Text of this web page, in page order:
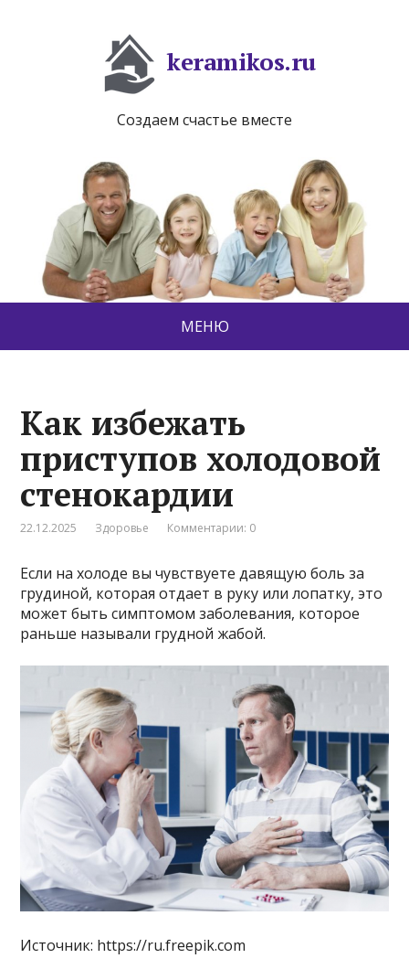
keramikos.ru
Создаем счастье вместе
МЕНЮ
Как избежать
приступов холодовой
стенокардии
22.12.2025 Здоровье Комментарии: 0
Если на холоде вы чувствуете давящую боль за
грудиной, которая отдает в руку или лопатку, это
может быть симптомом заболевания, которое
раньше называли грудной жабой.
Источник: https://ru.freepik.com